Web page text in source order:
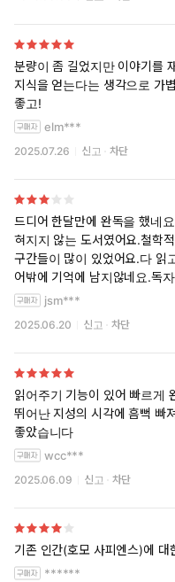
분량이 좀 길었지만 이야기를
지식을 얻는다는 생각으로 가
좋고!
elm***
2025.07.26 신고 차단
드디어 한달만에 완독을 했네
혀지지 않는 도서였어요.철학
구간들이 많이 있었어요.다 읽
어밖에 기억에 남지않네요.독
점이 이렇게 좋은거겠죠. 그래
대단하다고 생각합니다.몇번
만요
jsm***
2025.06.20 신고 차단
읽어주기 기능이 있어 빠르게
뛰어난 지성의 시각에 흠뻑 빠
좋았습니다
wcc***
2025.06.09 신고 차단
기존 인간(호모 사피엔스)에
******